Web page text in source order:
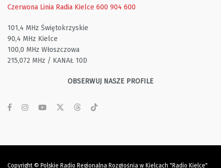
Czerwona Linia Radia Kielce 600 904 600
101,4 MHz Świętokrzyskie
90,4 MHz Kielce
100,0 MHz Włoszczowa
215,072 MHz / KANAŁ 10D
OBSERWUJ NASZE PROFILE
Copyright © Polskie Radio Regionalna Rozgłośnia w Kielcach "Radio Kielce"